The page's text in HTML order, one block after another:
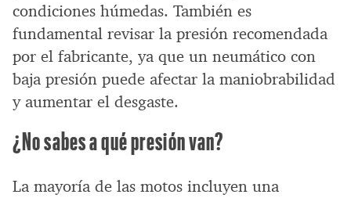
condiciones húmedas. También es
fundamental revisar la presión recomendada
por el fabricante, ya que un neumático con
baja presión puede afectar la maniobrabilidad
y aumentar el desgaste.
¿No sabes a qué presión van?
La mayoría de las motos incluyen una